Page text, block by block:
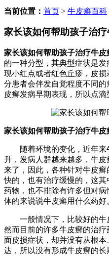
当前位置： 首页 > 牛皮癣百科
家长该如何帮助孩子治
家长该如何帮助孩子治疗牛皮
的一种分型，其典型症状是
现小红点或者红色丘疹，皮
分患者会伴发自觉程度不同
皮癣发病早期表现，所以点滴
家长该如何帮助孩子治疗牛皮
随着环境的变化，近年来
升，发病人群越来越多，牛
来了，因此，各种针对牛皮
快的，也有治疗缓慢的，这
药物，也不排除有许多但对
体的来说说牛皮癣用什么药好
一般情况下，比较好的牛
然而目前的许多牛皮癣的治
面皮损症状，却并没有从根
达，所以没有形成牛皮癣的长